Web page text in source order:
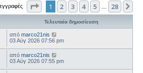
Σελίδα1 από 28
1 2 3 4 5 28
Τελευταία δημοσίευση
από marco21nis
03 Αύγ 2026 07:56 pm
από marco21nis
03 Αύγ 2026 07:55 pm